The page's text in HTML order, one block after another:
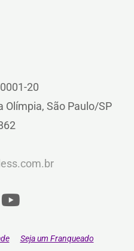
20
Olímpia, São Paulo/SP
Seja um Franqueado